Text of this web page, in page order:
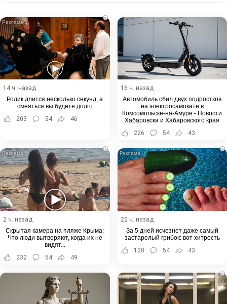
i
14 ч. назад
Ролик длится несколько секунд, а
смеяться вы будете долго
203
54 46
16 ч. назад
Автомобиль сбил двух подростков
на электросамокате в
Комсомольске-на-Амуре - Новости
Хабаровска и Хабаровского края
226
54 43
i
2 ч. назад
Скрытая камера на пляже Крыма:
Что люди вытворяют, когда их не
видят...
232
54 49
i
22 ч. назад
За 5 дней исчезнет даже самый
застарелый грибок: вот хитрость
128
54 43
i